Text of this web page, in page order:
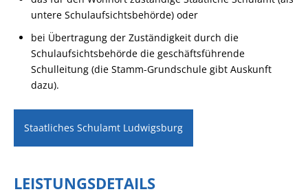
untere Schulaufsichtsbehörde) oder
bei Übertragung der Zuständigkeit durch die
Schulaufsichtsbehörde die geschäftsführende
Schulleitung (die Stamm-Grundschule gibt Auskunft
dazu).
Staatliches Schulamt Ludwigsburg
LEISTUNGSDETAILS